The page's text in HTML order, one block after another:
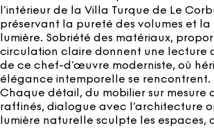
l’intérieur de la Villa Turque de Le
préservant la pureté des volumes et
lumière. Sobriété des matériaux,
circulation claire donnent une lecture
de ce chef-d’œuvre moderniste, où
élégance intemporelle se rencontrent.
Chaque détail, du mobilier sur mesure
raffinés, dialogue avec l’architecture
lumière naturelle sculpte les espaces,